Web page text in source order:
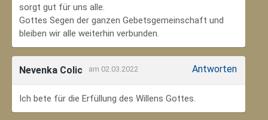
sorgt gut für uns alle.
Gottes Segen der ganzen Gebetsgemeinschaft und
bleiben wir alle weiterhin verbunden.
Nevenka Colic am 02.03.2022 Antworten
Ich bete für die Erfüllung des Willens Gottes.